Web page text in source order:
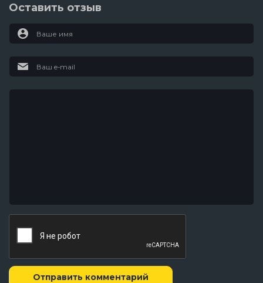
Оставить отзыв
Отправить комментарий